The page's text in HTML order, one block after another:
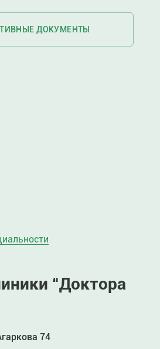
ДОКУМЕНТЫ
“Доктора
74